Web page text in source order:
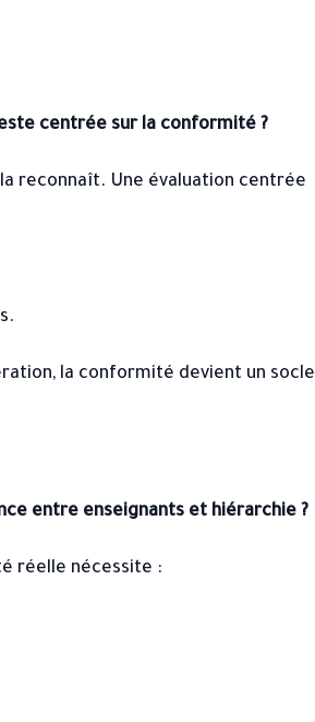
centrée sur la conformité ?
reconnaît. Une évaluation centrée
la conformité devient un socle
entre enseignants et hiérarchie ?
réelle nécessite :